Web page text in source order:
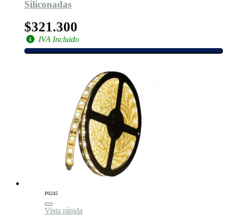
Siliconadas
$321.300
IVA Incluido
P0245
Vista rápida